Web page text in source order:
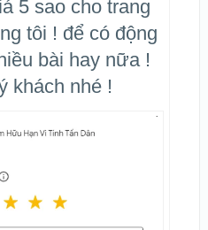
5 sao cho trang
tôi ! để có động
bài hay nữa !
khách nhé !